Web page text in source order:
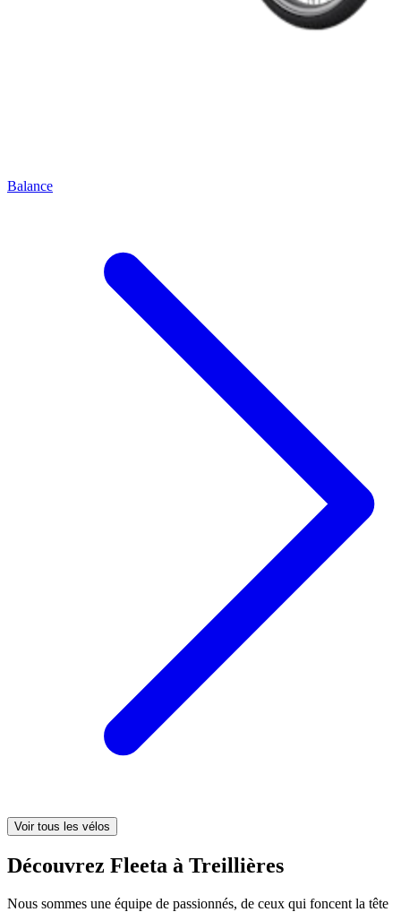
Balance
Voir tous les vélos
Découvrez Fleeta à Treillières
Nous sommes une équipe de passionnés, de ceux qui foncent la tête